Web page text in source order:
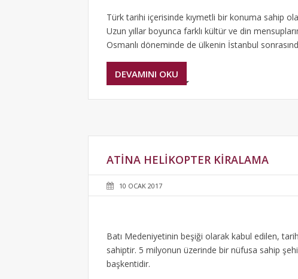
Türk tarihi içerisinde kıymetli bir konuma sahip
Uzun yıllar boyunca farklı kültür ve din
Osmanlı döneminde de ülkenin İstanbul
DEVAMINI OKU
ATINA HELIKOPTER KIRALAMA
10 OCAK 2017
Batı Medeniyetinin beşiği olarak kabul edilen,
sahiptir. 5 milyonun üzerinde bir nüfusa sahip
başkentidir.